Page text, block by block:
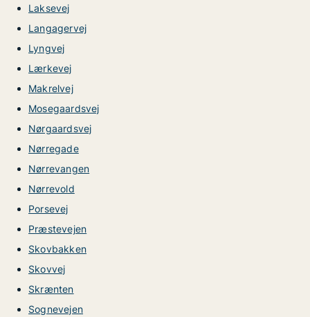
Laksevej
Langagervej
Lyngvej
Lærkevej
Makrelvej
Mosegaardsvej
Nørgaardsvej
Nørregade
Nørrevangen
Nørrevold
Porsevej
Præstevejen
Skovbakken
Skovvej
Skrænten
Sognevejen